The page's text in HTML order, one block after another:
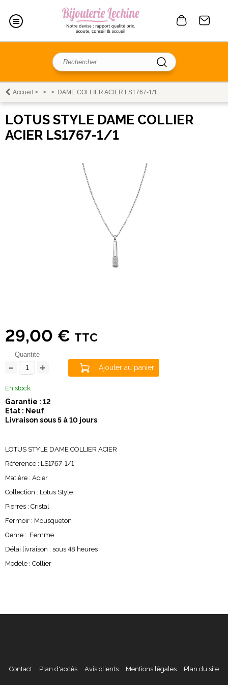
Accueil > > > DAME COLLIER ACIER LS1767-1/1
LOTUS STYLE DAME COLLIER
ACIER LS1767-1/1
29,00 € TTC
Quantité
Ajouter au panier
En stock
Garantie : 12
Etat : Neuf
Livraison sous 5 à 10 jours
LOTUS STYLE DAME COLLIER ACIER
Référence : LS1767-1/1
Matière : Acier
Collection : Lotus Style
Pierres : Cristal
Fermoir : Mousqueton
Genre : Femme
Délai livraison : sous 48 heures
Modèle : Collier
Contact Plan d'accès Avis clients Mentions légales Plan du site